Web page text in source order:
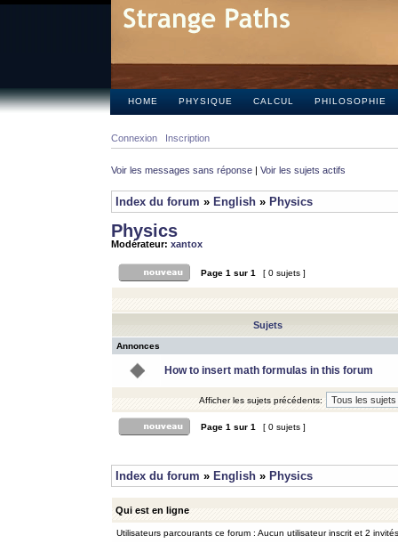
HOME PHYSIQUE CALCUL PHILOSOPHIE
Connexion Inscription
Voir les messages sans réponse | Voir les sujets actifs
Index du forum » English » Physics
Physics
Modérateur: xantox
Page 1 sur 1 [ 0 sujets ]
Sujets
Annonces
How to insert math formulas in this forum
Afficher les sujets précédents:
Page 1 sur 1 [ 0 sujets ]
Index du forum » English » Physics
Qui est en ligne
Utilisateurs parcourants ce forum : Aucun utilisateur inscrit et 2 invités